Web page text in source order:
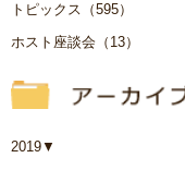
トピックス（595）
ホスト座談会（13）
2019▼